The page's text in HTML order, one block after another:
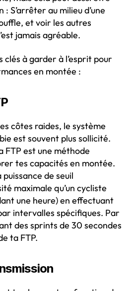
S’arrêter au milieu d’une
et voir les autres
jamais agréable.
clés à garder à l’esprit pour
en montée :
côtes raides, le système
est souvent plus sollicité.
FTP est une méthode
tes capacités en montée.
de seuil
maximale qu’un cycliste
une heure) en effectuant
intervalles spécifiques. Par
des sprints de 30 secondes
ta FTP.